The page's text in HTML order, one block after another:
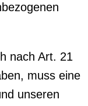
nach Art. 21
muss eine
unseren